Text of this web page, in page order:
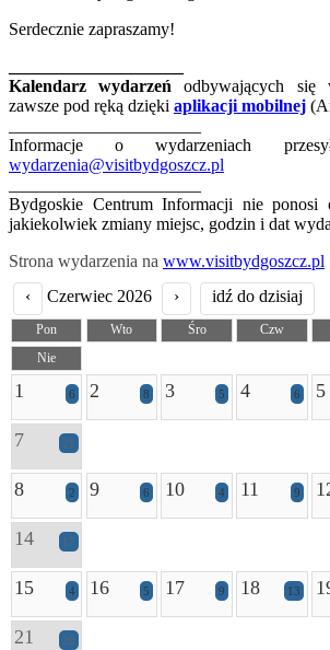
Serdecznie zapraszamy!
Kalendarz wydarzeń odbywających się
zawsze pod ręką dzięki aplikacji mobilnej
Informacje o wydarzeniach
wydarzenia@visitbydgoszcz.pl
Bydgoskie Centrum Informacji nie ponosi
jakiekolwiek zmiany miejsc, godzin i dat
Strona wydarzenia na www.visitbydgoszcz.pl
‹
Czerwiec 2026 › idź do dzisiaj
Pon Wto Śro Czw
Nie
1 6 2 8 3 5 4 6 5
7 21
8 2 9 6 10 4 11 9
14 17
15 4 16 5 17 9 18 13
21 20